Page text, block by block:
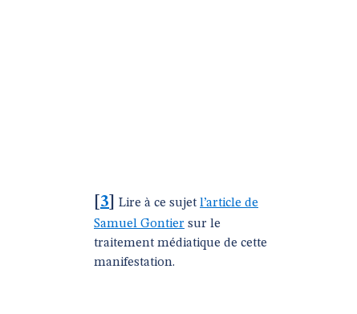
3 Lire à ce sujet l’article de
Samuel Gontier sur le
traitement médiatique de cette
manifestation.